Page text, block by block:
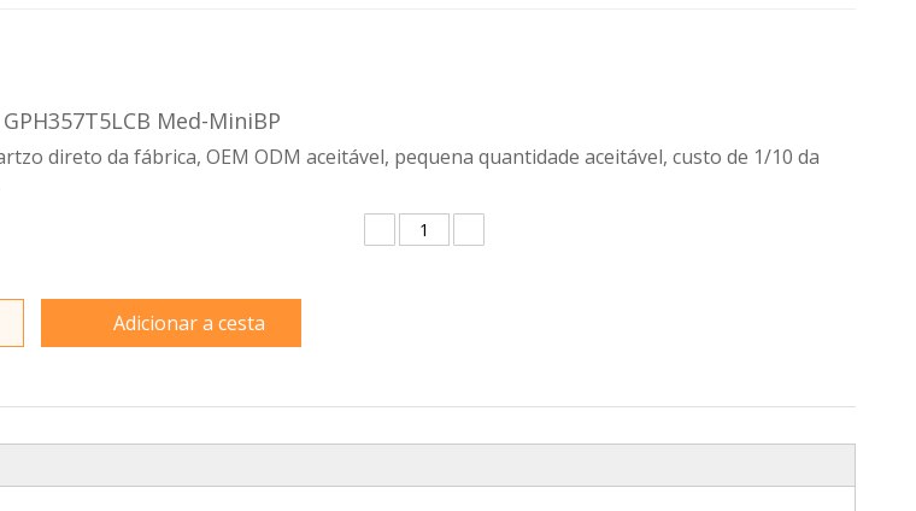
Med-MiniBP
direto da fábrica, OEM ODM aceitável, pequena quantidade aceitável, custo de 1/10 da
Adicionar a cesta